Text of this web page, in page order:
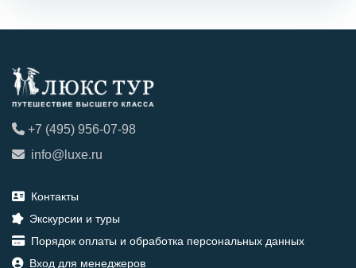
+7 (495) 956-07-98
info@luxe.ru
Контакты
Экскурсии и туры
Порядок оплаты и обработка персональных данных
Вход для менеджеров